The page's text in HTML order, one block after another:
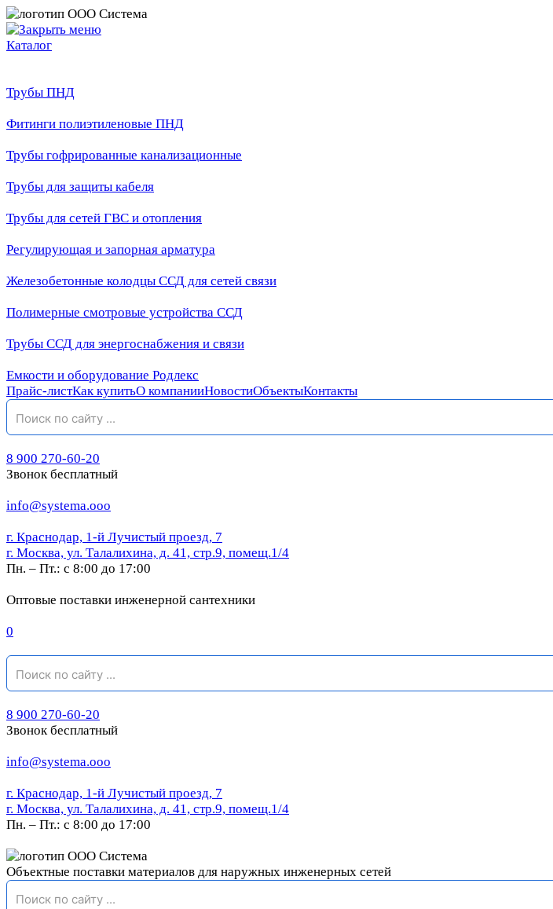
Каталог
Трубы ПНД
Фитинги полиэтиленовые ПНД
Трубы гофрированные канализационные
Трубы для защиты кабеля
Трубы для сетей ГВС и отопления
Регулирующая и запорная арматура
Железобетонные колодцы ССД для сетей связи
Полимерные смотровые устройства ССД
Трубы ССД для энергоснабжения и связи
Емкости и оборудование Родлекс
Прайс-листКак купитьО компанииНовостиОбъектыКонтакты
8 900 270-60-20
Звонок бесплатный
info@systema.ooo
г. Краснодар, 1-й Лучистый проезд, 7
г. Москва, ул. Талалихина, д. 41, стр.9, помещ.1/4
Пн. – Пт.: с 8:00 до 17:00
Оптовые поставки инженерной сантехники
0
8 900 270-60-20
Звонок бесплатный
info@systema.ooo
г. Краснодар, 1-й Лучистый проезд, 7
г. Москва, ул. Талалихина, д. 41, стр.9, помещ.1/4
Пн. – Пт.: с 8:00 до 17:00
Объектные поставки материалов для наружных инженерных сетей